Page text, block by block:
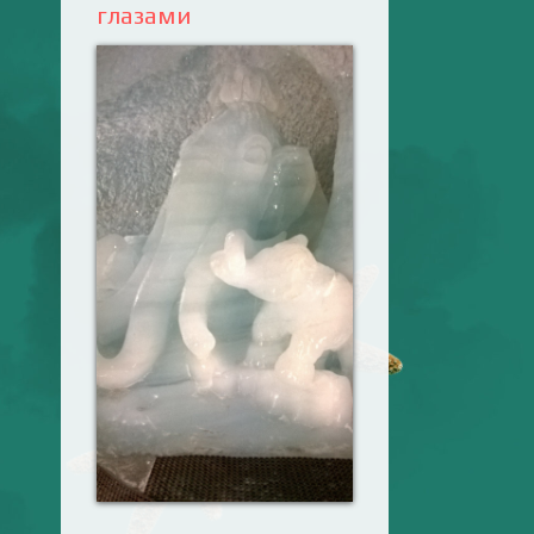
глазами
Ваш английский
здесь! Интерактивные